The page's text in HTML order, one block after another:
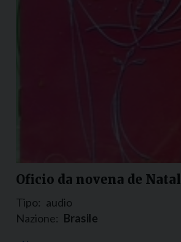
Oficio da novena de Natal
Tipo: audio
Nazione: Brasile